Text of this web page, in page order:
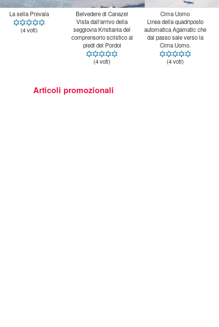
La sella Prevala
(4 voti)
Belvedere di Canazei
Vista dall'arrivo della
seggiovia Kristiania del
comprensorio sciistico ai
piedi del Pordoi
(4 voti)
Cima Uomo
Linea della quadriposto
automatica Agamatic che
dal passo sale verso la
Cima Uomo.
(4 voti)